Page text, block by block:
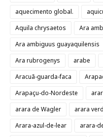
aquecimento global.
Aquila chrysaetos
Ara
Ara ambiguus guayaquilensis
Ara rubrogenys
arabe
Aracuã-guarda-faca
Arapaçu-do-Nordeste
arara de Wagler
arara
Arara-azul-de-lear
arara-